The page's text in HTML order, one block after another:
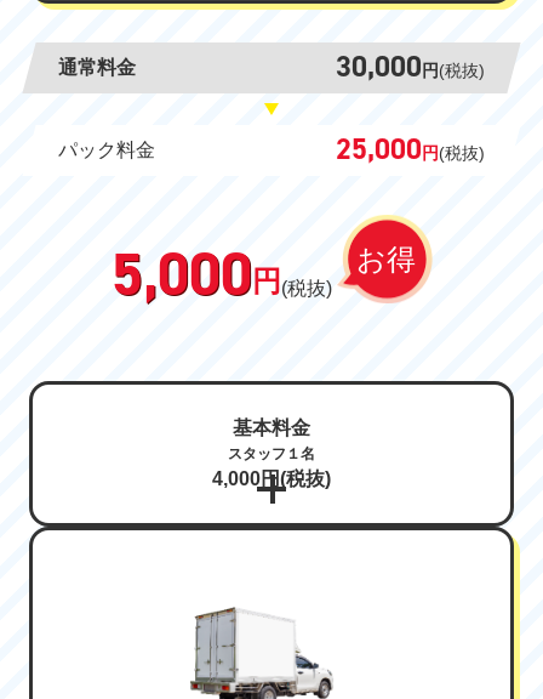
通常料金 30,000 円(税抜)
パック料金 25,000 円(税抜)
5,000円 (税抜)
お得
基本料金
スタッフ１名
4,000円(税抜)